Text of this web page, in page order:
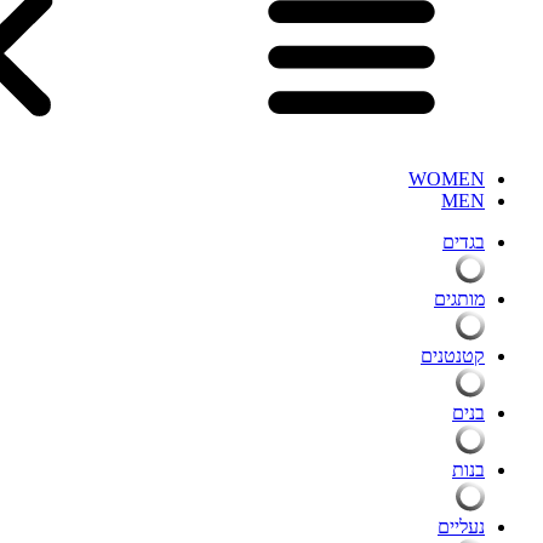
WOMEN
MEN
בגדים
מותגים
קטנטנים
בנים
בנות
נעליים